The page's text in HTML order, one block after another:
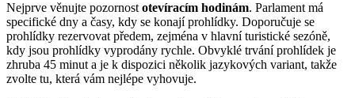
Nejprve věnujte pozornost otevíracím hodinám. Parlament má
specifické dny a časy, kdy se konají prohlídky. Doporučuje se
prohlídky rezervovat předem, zejména v hlavní turistické sezóně,
kdy jsou prohlídky vyprodány rychle. Obvyklé trvání prohlídek je
zhruba 45 minut a je k dispozici několik jazykových variant, takže
zvolte tu, která vám nejlépe vyhovuje.